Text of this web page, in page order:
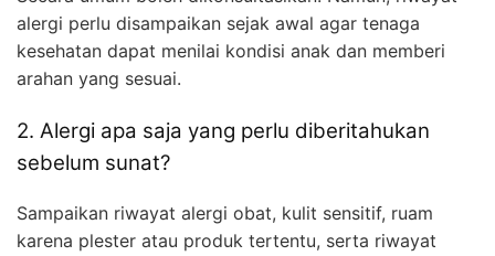
alergi perlu disampaikan sejak awal agar tenaga
kesehatan dapat menilai kondisi anak dan memberi
arahan yang sesuai.
2. Alergi apa saja yang perlu diberitahukan
sebelum sunat?
Sampaikan riwayat alergi obat, kulit sensitif, ruam
karena plester atau produk tertentu, serta riwayat